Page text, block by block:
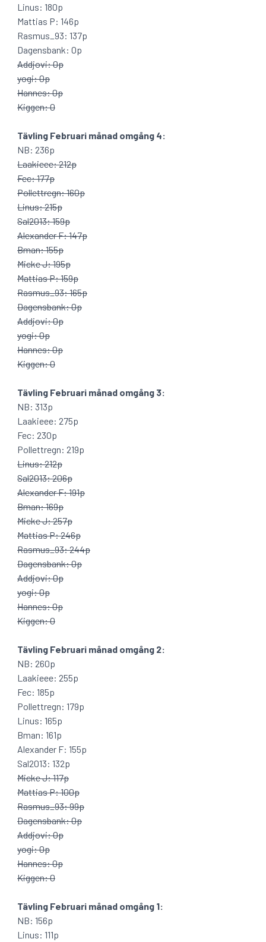
Linus: 180p
Mattias P: 146p
Rasmus_93: 137p
Dagensbank: 0p
Addjovi: 0p
yogi: 0p
Hannes: 0p
Kiggen: 0
Tävling Februari månad omgång 4:
NB: 236p
Laakieee: 212p
Fec: 177p
Pollettregn: 160p
Linus: 215p
Sal2013: 159p
Alexander F: 147p
Bman: 155p
Micke J: 195p
Mattias P: 159p
Rasmus_93: 165p
Dagensbank: 0p
Addjovi: 0p
yogi: 0p
Hannes: 0p
Kiggen: 0
Tävling Februari månad omgång 3:
NB: 313p
Laakieee: 275p
Fec: 230p
Pollettregn: 219p
Linus: 212p
Sal2013: 206p
Alexander F: 191p
Bman: 169p
Micke J: 257p
Mattias P: 246p
Rasmus_93: 244p
Dagensbank: 0p
Addjovi: 0p
yogi: 0p
Hannes: 0p
Kiggen: 0
Tävling Februari månad omgång 2:
NB: 260p
Laakieee: 255p
Fec: 185p
Pollettregn: 179p
Linus: 165p
Bman: 161p
Alexander F: 155p
Sal2013: 132p
Micke J: 117p
Mattias P: 100p
Rasmus_93: 99p
Dagensbank: 0p
Addjovi: 0p
yogi: 0p
Hannes: 0p
Kiggen: 0
Tävling Februari månad omgång 1:
NB: 156p
Linus: 111p